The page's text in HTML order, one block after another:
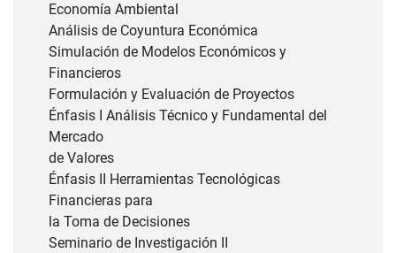
Economía Ambiental
Análisis de Coyuntura Económica
Simulación de Modelos Económicos y
Financieros
Formulación y Evaluación de Proyectos
Énfasis I Análisis Técnico y Fundamental del
Mercado
de Valores
Énfasis II Herramientas Tecnológicas
Financieras para
la Toma de Decisiones
Seminario de Investigación II